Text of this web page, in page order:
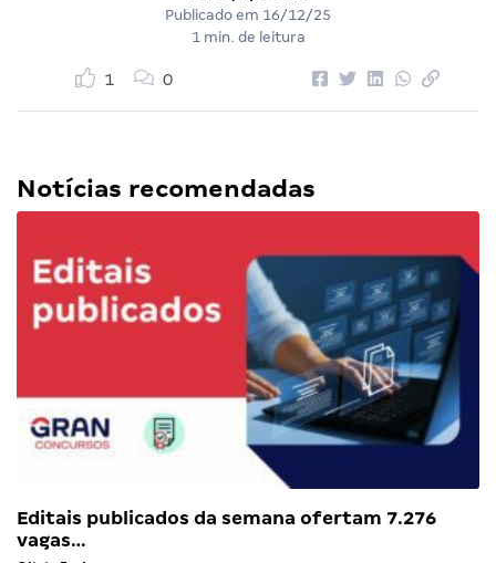
Publicado em 16/12/25
1 min. de leitura
1 0
Notícias recomendadas
Editais publicados da semana ofertam 7.276
vagas…